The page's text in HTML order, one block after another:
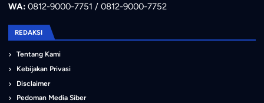
WA:0812-9000-7751 / 0812-9000-7752
REDAKSI
Tentang Kami
Kebijakan Privasi
Disclaimer
Pedoman Media Siber